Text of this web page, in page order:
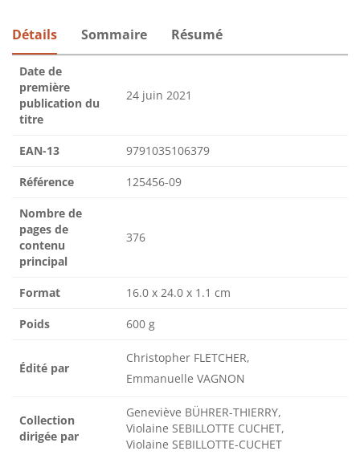
Détails Sommaire Résumé
Date de
première
publication du
titre
24 juin 2021
EAN-13 9791035106379
Référence 125456-09
Nombre de
pages de
contenu
principal
376
Format 16.0 x 24.0 x 1.1 cm
Poids 600 g
Édité par
Christopher FLETCHER,
Emmanuelle VAGNON
Collection
dirigée par
Geneviève BÜHRER-THIERRY,
Violaine SEBILLOTTE CUCHET,
Violaine SEBILLOTTE-CUCHET